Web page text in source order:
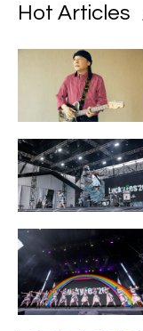
Hot Articles